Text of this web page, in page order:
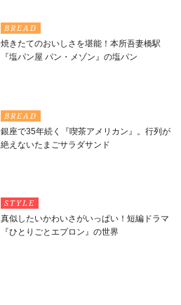
BREAD
焼きたてのおいしさを堪能！本所吾妻橋駅
『塩パン屋 パン・メゾン』の塩パン
BREAD
銀座で35年続く『喫茶アメリカン』。行列が
絶えないたまごサラダサンド
STYLE
真似したいかわいさがいっぱい！短編ドラマ
『ひとりごとエプロン』の世界